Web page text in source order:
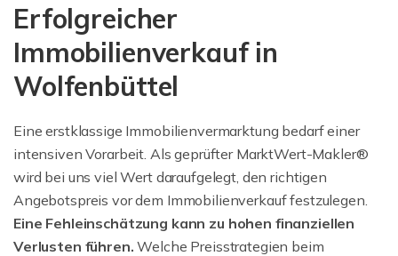
Erfolgreicher
Immobilienverkauf in
Wolfenbüttel
Eine erstklassige Immobilienvermarktung bedarf einer
intensiven Vorarbeit. Als geprüfter MarktWert-Makler®
wird bei uns viel Wert daraufgelegt, den richtigen
Angebotspreis vor dem Immobilienverkauf festzulegen.
Eine Fehleinschätzung kann zu hohen finanziellen
Verlusten führen. Welche Preisstrategien beim